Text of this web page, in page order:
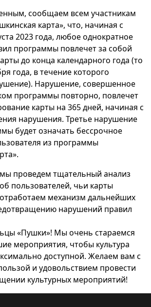
сообщаем всем участникам
карта», что, начиная с
2023 года, любое однократное
программы повлечет за собой
до конца календарного года (то
года, в течение которого
Нарушение, совершенное
программы повторно, повлечет
карты на 365 дней, начиная с
нарушения. Третье нарушение
будет означать бессрочное
из программы
проведем тщательный анализ
пользователей, чьи карты
механизм дальнейших
нарушений правил
«Пушки»! Мы очень стараемся
мероприятия, чтобы культура
доступной. Желаем вам с
и удовольствием провести
культурных мероприятий!